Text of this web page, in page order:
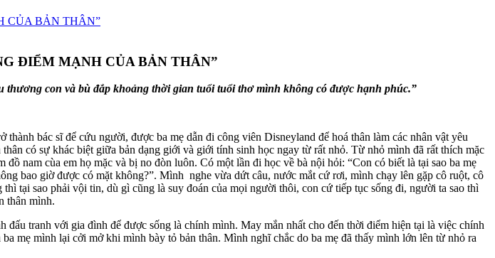
ĐIỂM MẠNH CỦA BẢN THÂN”
con và bù đắp khoảng thời gian tuổi tuổi thơ mình không có được hạnh phúc.”
bác sĩ để cứu người, được ba mẹ dẫn đi công viên Disneyland để hoá thân làm các nhân vật yêu
sự khác biệt giữa bản dạng giới và giới tính sinh học ngay từ rất nhỏ. Từ nhỏ mình đã rất thích mặc
nam cùa em họ mặc và bị no đòn luôn. Có một lần đi học về bà nội hỏi: “Con có biết là tại sao ba mẹ
bao giờ được có mặt không?”. Mình nghe vừa dứt câu, nước mắt cứ rơi, mình chạy lên gặp cô ruột, cô
tại sao phải vội tin, dù gì cũng là suy đoán của mọi người thôi, con cứ tiếp tục sống đi, người ta sao thì
thân mình.
tranh với gia đình để được sống là chính mình. May mắn nhất cho đến thời điểm hiện tại là việc chính
mẹ mình lại cởi mở khi mình bày tỏ bản thân. Mình nghĩ chắc do ba mẹ đã thấy mình lớn lên từ nhỏ ra